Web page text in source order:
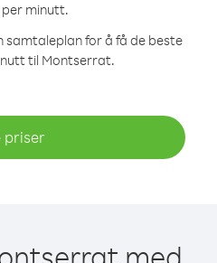
minutt.
samtaleplan for å få de beste
til Montserrat.
priser